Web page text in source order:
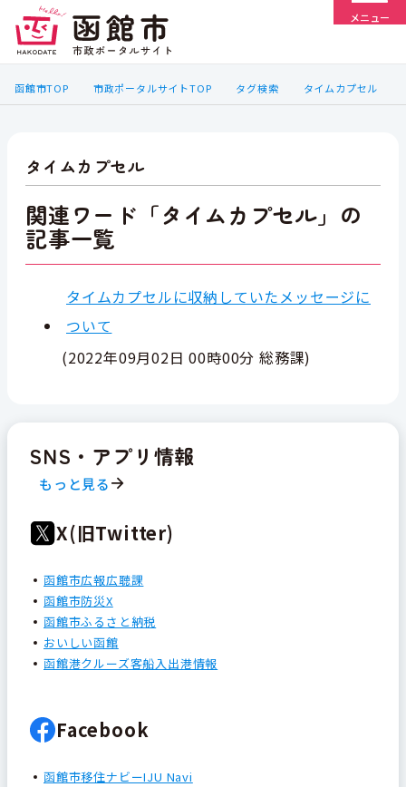
メニュー
函館市TOP 市政ポータルサイトTOP タグ検索 タイムカプセル
タイムカプセル
関連ワード「タイムカプセル」の
記事一覧
タイムカプセルに収納していたメッセージに
ついて
(2022年09月02日 00時00分 総務課)
SNS・アプリ情報
もっと見る
X(旧Twitter)
函館市広報広聴課
函館市防災X
函館市ふるさと納税
おいしい函館
函館港クルーズ客船入出港情報
Facebook
函館市移住ナビーIJU Navi